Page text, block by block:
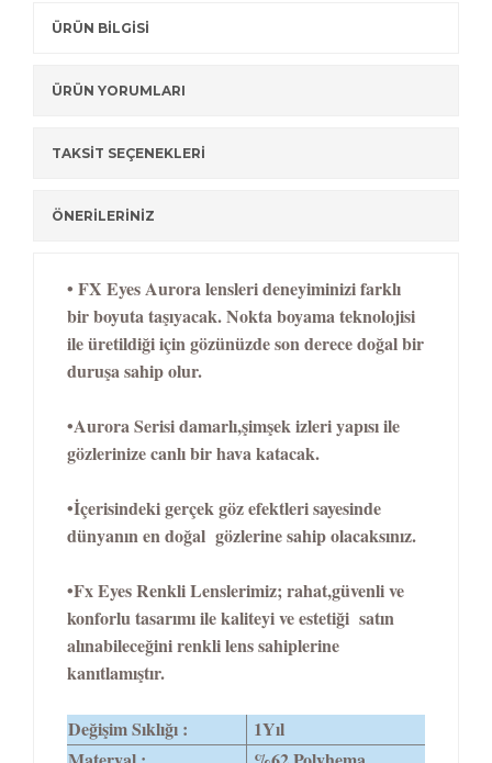
ÜRÜN BİLGİSİ
ÜRÜN YORUMLARI
TAKSİT SEÇENEKLERİ
ÖNERİLERİNİZ
• FX Eyes Aurora lensleri deneyiminizi farklı
bir boyuta taşıyacak. Nokta boyama teknolojisi
ile üretildiği için gözünüzde son derece doğal bir
duruşa sahip olur.
•Aurora Serisi damarlı,şimşek izleri yapısı ile
gözlerinize canlı bir hava katacak.
•İçerisindeki gerçek göz efektleri sayesinde
dünyanın en doğal gözlerine sahip olacaksınız.
•Fx Eyes Renkli Lenslerimiz; rahat,güvenli ve
konforlu tasarımı ile kaliteyi ve estetiği satın
alınabileceğini renkli lens sahiplerine
kanıtlamıştır.
Değişim Sıklığı :
1Yıl